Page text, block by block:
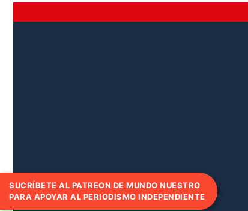
SUCRÍBETE AL PATREON DE MUNDO NUESTRO
PARA APOYAR AL PERIODISMO INDEPENDIENTE